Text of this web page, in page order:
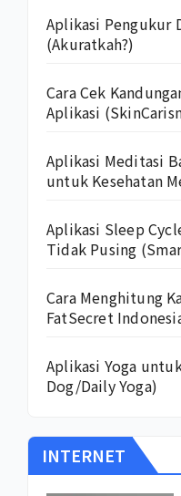
Aplikasi Pengukur
(Akuratkah?)
Cara Cek
Aplikasi
Aplikasi Meditasi
untuk Kesehatan
Aplikasi Sleep
Tidak Pusing
Cara Menghitung
FatSecret
Aplikasi Yoga
Dog/Daily Yoga)
INTERNET